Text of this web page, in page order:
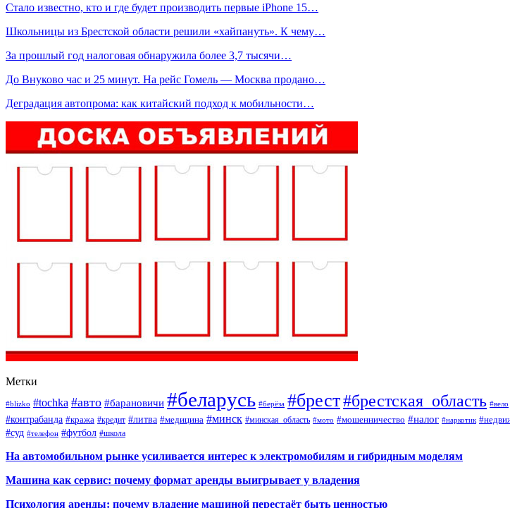
Стало известно, кто и где будет производить первые iPhone 15…
Школьницы из Брестской области решили «хайпануть». К чему…
За прошлый год налоговая обнаружила более 3,7 тысячи…
До Внуково час и 25 минут. На рейс Гомель — Москва продано…
Деградация автопрома: как китайский подход к мобильности…
Метки
#blizko #tochka #авто #барановичи #беларусь #берёза #брест#брестская_область #вело
#контрабанда #кража #кредит #литва #медицина #минск #минская_область #мото #мошенничество #налог #наркотик
#суд #телефон #футбол #школа
На автомобильном рынке усиливается интерес к электромобилям и гибридным моделям
Машина как сервис: почему формат аренды выигрывает у владения
Психология аренды: почему владение машиной перестаёт быть ценностью